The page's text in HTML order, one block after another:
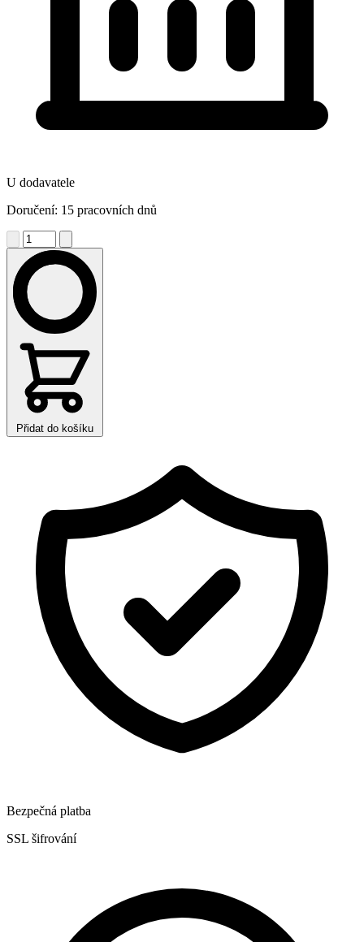
U dodavatele
Doručení: 15 pracovních dnů
Přidat do košíku
Bezpečná platba
SSL šifrování